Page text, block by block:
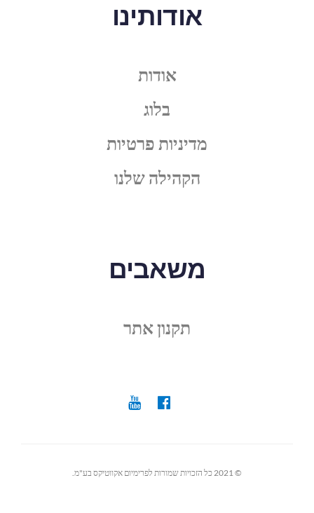
אודותינו
אודות
בלוג
מדיניות פרטיות
הקהילה שלנו
משאבים
תקנון אתר
© 2021 כל הזכויות שמורות לפרימיום אקווטיקס בע"מ.